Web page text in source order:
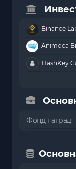
Binance
Animoca
HashKey
Фонд наград: